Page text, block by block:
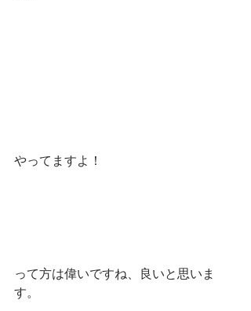
やってますよ！
って方は偉いですね、良いと思いま
す。